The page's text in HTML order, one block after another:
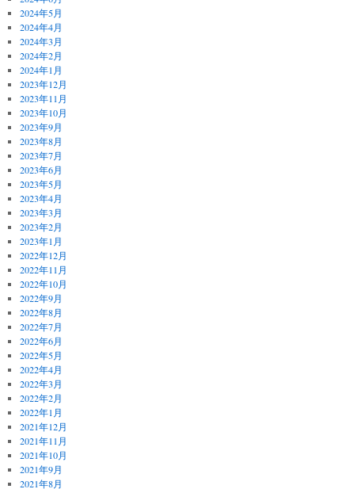
2024年5月
2024年4月
2024年3月
2024年2月
2024年1月
2023年12月
2023年11月
2023年10月
2023年9月
2023年8月
2023年7月
2023年6月
2023年5月
2023年4月
2023年3月
2023年2月
2023年1月
2022年12月
2022年11月
2022年10月
2022年9月
2022年8月
2022年7月
2022年6月
2022年5月
2022年4月
2022年3月
2022年2月
2022年1月
2021年12月
2021年11月
2021年10月
2021年9月
2021年8月